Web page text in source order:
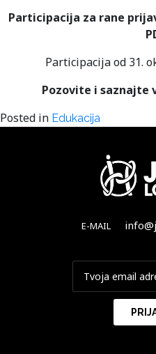
Participacija za rane
Participacija od 31.
Pozovite i saznajte
Posted in Edukacija
E-MAIL